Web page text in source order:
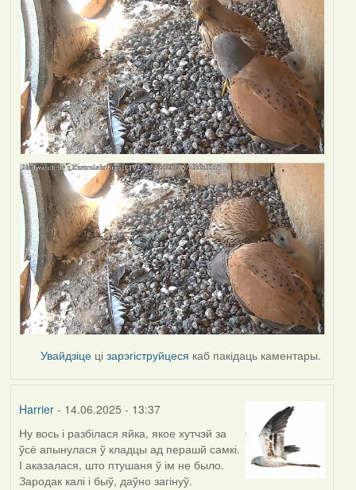
Увайдзіце цізарэгіструйцеся каб пакідаць каментары.
Harrier- 14.06.2025 - 13:37
Ну вось і разбілася яйка, якое хутчэй за
ўсё апынулася ў кладцы ад перашй самкі.
І аказалася, што птушаня ў ім не было.
Зародак калі і быў, даўно загінуў.